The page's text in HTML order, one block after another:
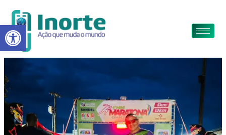
Abrir a barra de ferramentas